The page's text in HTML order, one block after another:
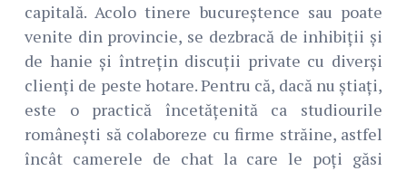
capitală. Acolo tinere bucureștence sau poate
venite din provincie, se dezbracă de inhibiții și
de hanie și întrețin discuții private cu diverși
clienți de peste hotare. Pentru că, dacă nu știați,
este o practică încetățenită ca studiourile
românești să colaboreze cu firme străine, astfel
încât camerele de chat la care le poți găsi